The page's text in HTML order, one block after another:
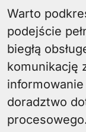
Warto
podejście
biegłą
komunikację
doradztwo